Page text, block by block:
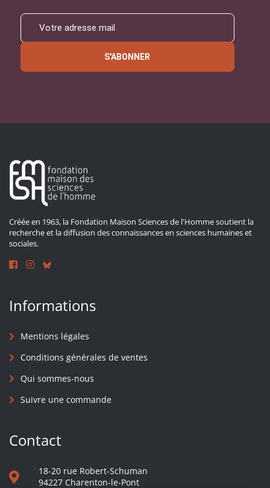
S'ABONNER
Créée en 1963, la Fondation Maison Sciences de l'Homme soutient la
recherche et la diffusion des connaissances en sciences humaines et
sociales.
Informations
Mentions légales
Conditions générales de ventes
Qui sommes-nous
Suivre une commande
Contact
18-20 rue Robert-Schuman
94227 Charenton-le-Pont